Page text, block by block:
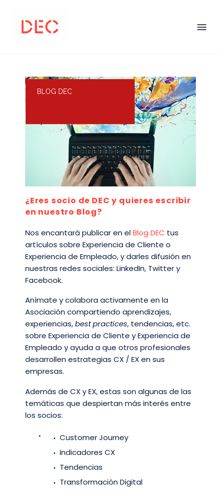
BLOG DEC
¿Eres socio de DEC y quieres escribir
en nuestro Blog?
Nos encantará publicar en elBlog DEC tus
artículos sobre Experiencia de Cliente o
Experiencia de Empleado, y darles difusión en
nuestras redes sociales: LinkedIn, Twitter y
Facebook.
Anímate y colabora activamente en la
Asociación compartiendo aprendizajes,
experiencias,best practices, tendencias, etc.
sobre Experiencia de Cliente y Experiencia de
Empleado y ayuda a que otros profesionales
desarrollen estrategias CX / EX en sus
empresas.
Además de CX y EX, estas son algunas de las
temáticas que despiertan más interés entre
los socios:
Customer Journey
Indicadores CX
Tendencias
Transformación Digital